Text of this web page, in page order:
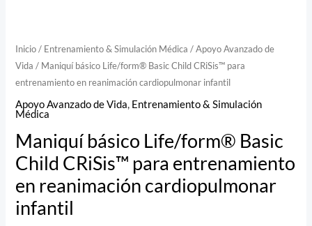
Inicio/ Entrenamiento & Simulación Médica /Apoyo Avanzado de
Vida / Maniquí básico Life/form® Basic Child CRiSis™ para
entrenamiento en reanimación cardiopulmonar infantil
Apoyo Avanzado de Vida, Entrenamiento & Simulación
Médica
Maniquí básico Life/form® Basic
Child CRiSis™ para entrenamiento
en reanimación cardiopulmonar
infantil